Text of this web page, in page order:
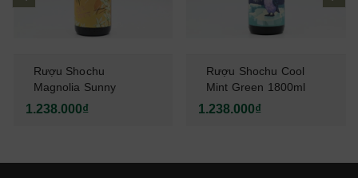
Rượu Shochu
Magnolia Sunny
Cream 1800ml Nhật
1.238.000₫
Rượu Shochu Cool
Mint Green 1800ml
Nhật Bản (SB)
1.238.000₫